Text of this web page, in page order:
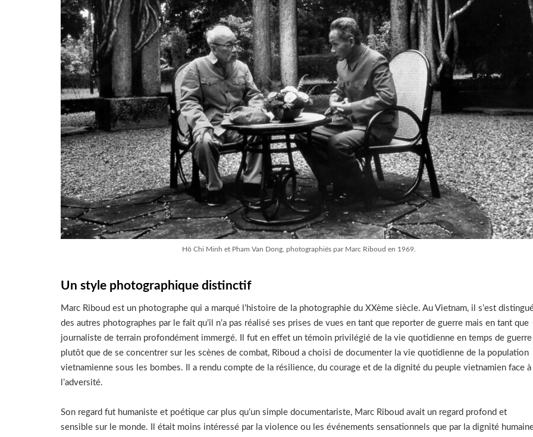
Hô Chi Minh et Pham Van Dong, photographiés par Marc Riboud en 1969.
Un style photographique distinctif
Marc Riboud est un photographe qui a marqué l’histoire de la photographie du XXème siècle. Au Vietnam, il s’est
des autres photographes par le fait qu’il n’a pas réalisé ses prises de vues en tant que reporter de guerre mais en tant que
journaliste de terrain profondément immergé. Il fut en effet un témoin privilégié de la vie quotidienne en temps de guerre
plutôt que de se concentrer sur les scènes de combat, Riboud a choisi de documenter la vie quotidienne de la population
vietnamienne sous les bombes. Il a rendu compte de la résilience, du courage et de la dignité du peuple vietnamien face à
l’adversité.
Son regard fut humaniste et poétique car plus qu’un simple documentariste, Marc Riboud avait un regard profond et
sensible sur le monde. Il était moins intéressé par la violence ou les événements sensationnels que par la dignité